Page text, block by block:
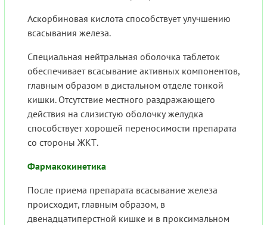
Аскорбиновая кислота способствует улучшению
всасывания железа.
Специальная нейтральная оболочка таблеток
обеспечивает всасывание активных компонентов,
главным образом в дистальном отделе тонкой
кишки. Отсутствие местного раздражающего
действия на слизистую оболочку желудка
способствует хорошей переносимости препарата
со стороны ЖКТ.
Фармакокинетика
После приема препарата всасывание железа
происходит, главным образом, в
двенадцатиперстной кишке и в проксимальном